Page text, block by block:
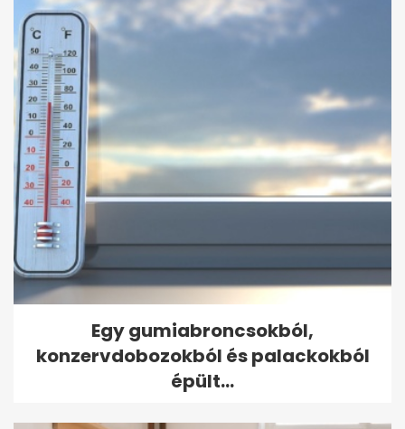
Egy gumiabroncsokból,
konzervdobozokból és palackokból
épült...